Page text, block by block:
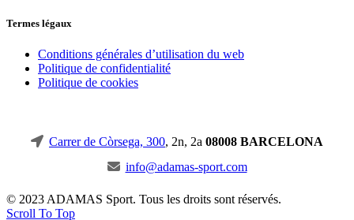
Termes légaux
Conditions générales d’utilisation du web
Politique de confidentialité
Politique de cookies
Carrer de Còrsega, 300, 2n, 2a 08008 BARCELONA
info@adamas-sport.com
© 2023 ADAMAS Sport. Tous les droits sont réservés.
Scroll To Top